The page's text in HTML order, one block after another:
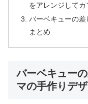
をアレンジしてカ
バーベキューの
まとめ
バーベキュー
マの手作りデザ